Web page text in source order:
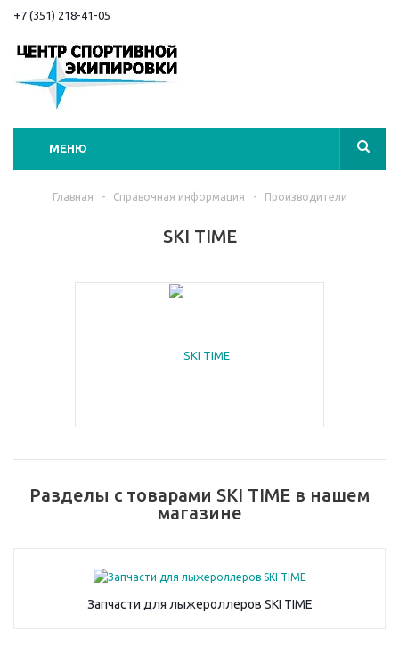
+7 (351) 218-41-05
МЕНЮ
Главная - Справочная информация - Производители
SKI TIME
Разделы с товарами SKI TIME в нашем
магазине
Запчасти для лыжероллеров SKI TIME